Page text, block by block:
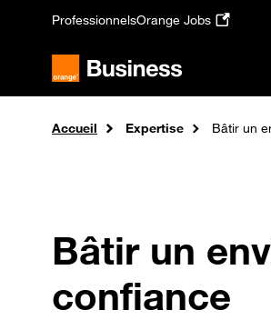
ProfessionnelsOrange Jobs
Accueil Expertise Bâtir un
Bâtir un
confiance